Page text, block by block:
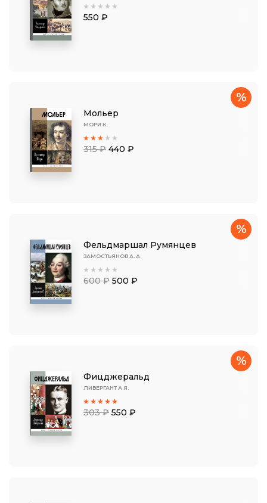
550 ₽
Мольер
МОРИ К.
315 ₽ 440 ₽
%
Фельдмаршал Румянцев
ЗАМОСТЬЯНОВ А. А.
600 ₽ 500 ₽
%
Фицджеральд
ЛИВЕРГАНТ А.Я.
303 ₽ 550 ₽
%